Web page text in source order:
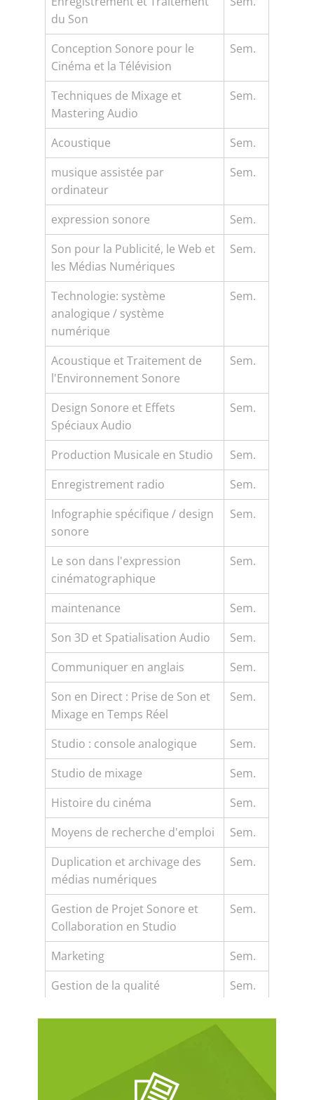
du Son
Conception Sonore pour le
Cinéma et la Télévision
Sem.
Techniques de Mixage et
Mastering Audio
Sem.
Acoustique
Sem.
musique assistée par
ordinateur
Sem.
expression sonore
Sem.
Son pour la Publicité, le Web et
les Médias Numériques
Sem.
Technologie: système
analogique / système
numérique
Sem.
Acoustique et Traitement de
l'Environnement Sonore
Sem.
Design Sonore et Effets
Spéciaux Audio
Sem.
Production Musicale en Studio
Sem.
Enregistrement radio
Sem.
Infographie spécifique / design
sonore
Sem.
Le son dans l'expression
cinématographique
Sem.
maintenance
Sem.
Son 3D et Spatialisation Audio
Sem.
Communiquer en anglais
Sem.
Son en Direct : Prise de Son et
Mixage en Temps Réel
Sem.
Studio : console analogique
Sem.
Studio de mixage
Sem.
Histoire du cinéma
Sem.
Moyens de recherche d'emploi
Sem.
Duplication et archivage des
médias numériques
Sem.
Gestion de Projet Sonore et
Collaboration en Studio
Sem.
Marketing
Sem.
Gestion de la qualité
Sem.